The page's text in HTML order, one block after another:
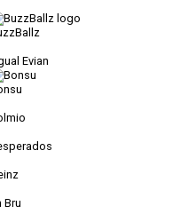
Evian
Bru